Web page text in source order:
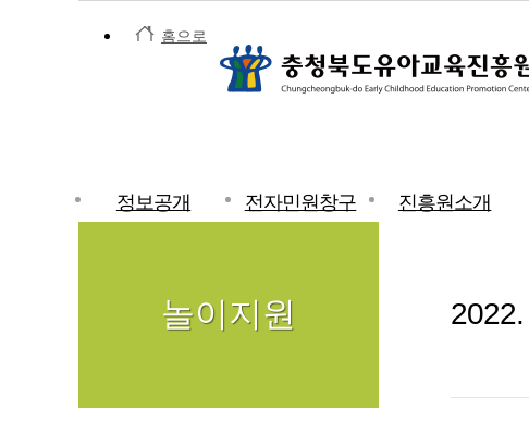
홈으로
정보공개 전자민원창구 진흥원소개
놀이지원